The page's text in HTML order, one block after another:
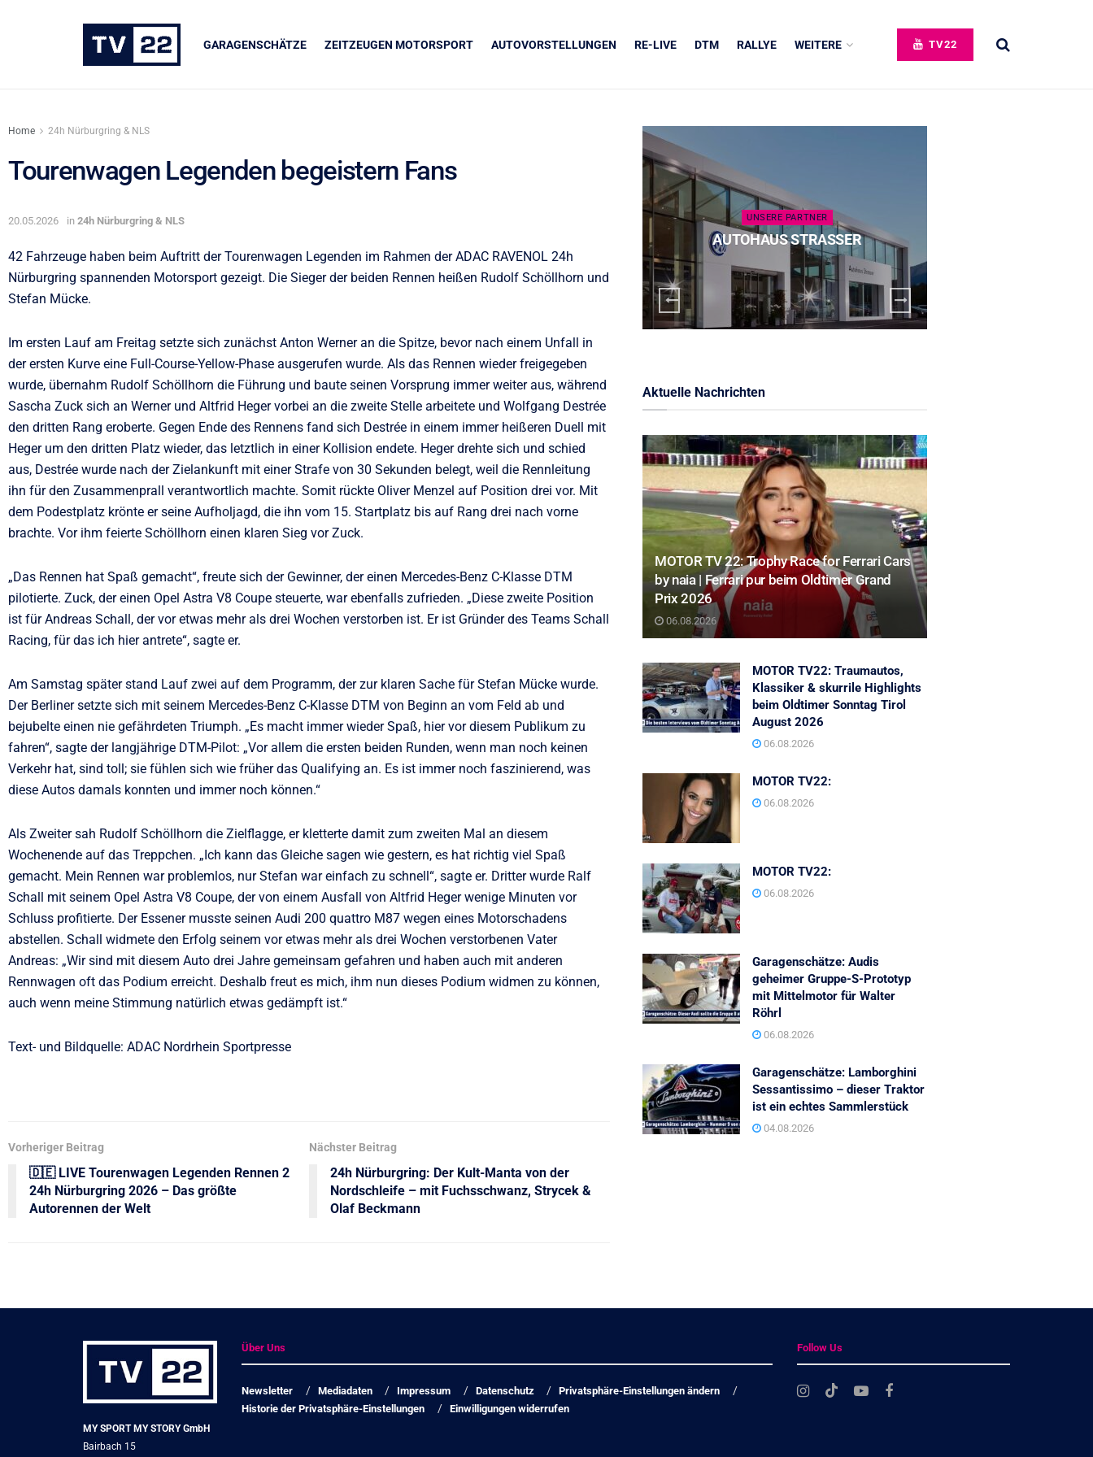
GARAGENSCHÄTZE ZEITZEUGEN MOTORSPORT AUTOVORSTELLUNGEN RE-LIVE DTM RALLYE WEITERE TV22
Home 24h Nürburgring & NLS
Tourenwagen Legenden begeistern Fans
20.05.2026 in 24h Nürburgring & NLS
42 Fahrzeuge haben beim Auftritt der Tourenwagen Legenden im Rahmen der ADAC RAVENOL 24h
Nürburgring spannenden Motorsport gezeigt. Die Sieger der beiden Rennen heißen Rudolf Schöllhorn und
Stefan Mücke.
Im ersten Lauf am Freitag setzte sich zunächst Anton Werner an die Spitze, bevor nach einem Unfall in
der ersten Kurve eine Full-Course-Yellow-Phase ausgerufen wurde. Als das Rennen wieder freigegeben
wurde, übernahm Rudolf Schöllhorn die Führung und baute seinen Vorsprung immer weiter aus, während
Sascha Zuck sich an Werner und Altfrid Heger vorbei an die zweite Stelle arbeitete und Wolfgang Destrée
den dritten Rang eroberte. Gegen Ende des Rennens fand sich Destrée in einem immer heißeren Duell mit
Heger um den dritten Platz wieder, das letztlich in einer Kollision endete. Heger drehte sich und schied
aus, Destrée wurde nach der Zielankunft mit einer Strafe von 30 Sekunden belegt, weil die Rennleitung
ihn für den Zusammenprall verantwortlich machte. Somit rückte Oliver Menzel auf Position drei vor. Mit
dem Podestplatz krönte er seine Aufholjagd, die ihn vom 15. Startplatz bis auf Rang drei nach vorne
brachte. Vor ihm feierte Schöllhorn einen klaren Sieg vor Zuck.
„Das Rennen hat Spaß gemacht“, freute sich der Gewinner, der einen Mercedes-Benz C-Klasse DTM
pilotierte. Zuck, der einen Opel Astra V8 Coupe steuerte, war ebenfalls zufrieden. „Diese zweite Position
ist für Andreas Schall, der vor etwas mehr als drei Wochen verstorben ist. Er ist Gründer des Teams Schall
Racing, für das ich hier antrete“, sagte er.
Am Samstag später stand Lauf zwei auf dem Programm, der zur klaren Sache für Stefan Mücke wurde.
Der Berliner setzte sich mit seinem Mercedes-Benz C-Klasse DTM von Beginn an vom Feld ab und
bejubelte einen nie gefährdeten Triumph. „Es macht immer wieder Spaß, hier vor diesem Publikum zu
fahren“, sagte der langjährige DTM-Pilot: „Vor allem die ersten beiden Runden, wenn man noch keinen
Verkehr hat, sind toll; sie fühlen sich wie früher das Qualifying an. Es ist immer noch faszinierend, was
diese Autos damals konnten und immer noch können.“
Als Zweiter sah Rudolf Schöllhorn die Zielflagge, er kletterte damit zum zweiten Mal an diesem
Wochenende auf das Treppchen. „Ich kann das Gleiche sagen wie gestern, es hat richtig viel Spaß
gemacht. Mein Rennen war problemlos, nur Stefan war einfach zu schnell“, sagte er. Dritter wurde Ralf
Schall mit seinem Opel Astra V8 Coupe, der von einem Ausfall von Altfrid Heger wenige Minuten vor
Schluss profitierte. Der Essener musste seinen Audi 200 quattro M87 wegen eines Motorschadens
abstellen. Schall widmete den Erfolg seinem vor etwas mehr als drei Wochen verstorbenen Vater
Andreas: „Wir sind mit diesem Auto drei Jahre gemeinsam gefahren und haben auch mit anderen
Rennwagen oft das Podium erreicht. Deshalb freut es mich, ihm nun dieses Podium widmen zu können,
auch wenn meine Stimmung natürlich etwas gedämpft ist.“
Text- und Bildquelle: ADAC Nordrhein Sportpresse
Vorheriger Beitrag
🇩🇪 LIVE Tourenwagen Legenden Rennen 2
24h Nürburgring 2026 – Das größte
Autorennen der Welt
Nächster Beitrag
24h Nürburgring: Der Kult-Manta von der
Nordschleife – mit Fuchsschwanz, Strycek &
Olaf Beckmann
UNSERE PARTNER UNSERE PARTNER
AUTOHAUS STRASSER
Aktuelle Nachrichten
MOTOR TV 22: Trophy Race for Ferrari Cars
by naia | Ferrari pur beim Oldtimer Grand
Prix 2026
06.08.2026
MOTOR TV22: Traumautos,
Klassiker & skurrile Highlights
beim Oldtimer Sonntag Tirol
August 2026
06.08.2026
MOTOR TV22:
06.08.2026
MOTOR TV22:
06.08.2026
Garagenschätze: Audis
geheimer Gruppe-S-Prototyp
mit Mittelmotor für Walter
Röhrl
06.08.2026
Garagenschätze: Lamborghini
Sessantissimo – dieser Traktor
ist ein echtes Sammlerstück
04.08.2026
MY SPORT MY STORY GmbH
Bairbach 15
Über Uns
Newsletter Mediadaten Impressum Datenschutz
Privatsphäre-Einstellungen ändern
Historie der Privatsphäre-Einstellungen
Einwilligungen widerrufen
Follow Us